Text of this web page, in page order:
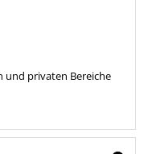
privaten Bereiche